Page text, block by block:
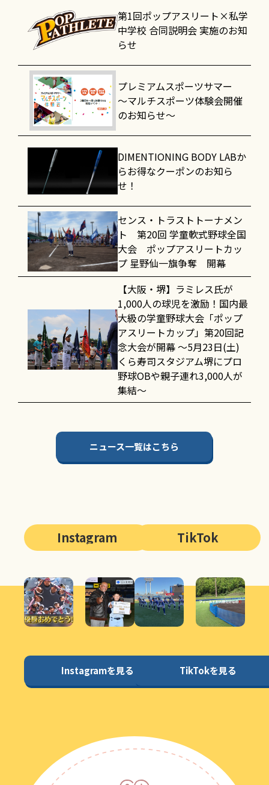
第1回ポップアスリート×私学
中学校 合同説明会 実施のお知
らせ
プレミアムスポーツサマー
～マルチスポーツ体験会開催
のお知らせ～
DIMENTIONING BODY LABか
らお得なクーポンのお知ら
せ！
センス・トラストトーナメン
ト 第20回 学童軟式野球全国
大会 ポップアスリートカッ
プ 星野仙一旗争奪 開幕
【大阪・堺】ラミレス氏が
1,000人の球児を激励！国内最
大級の学童野球大会「ポップ
アスリートカップ」第20回記
念大会が開幕 〜5月23日(土)
くら寿司スタジアム堺にプロ
野球OBや親子連れ3,000人が
集結〜
ニュース一覧はこちら
Instagram
Instagramを見る
TikTok
TikTokを見る